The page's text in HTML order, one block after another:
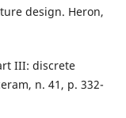
design. Heron,
III: discrete
n. 41, p. 332-